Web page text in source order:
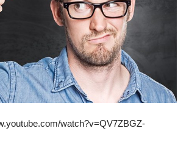
watch?v=QV7ZBGZ-